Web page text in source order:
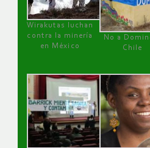
Wirakutas luchan
contra la minería
en México
No a
Chile